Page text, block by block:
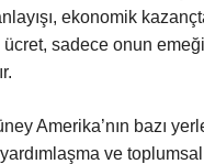
ekonomik
ücret, sadece onun
Amerika’nın bazı
yardımlaşma ve